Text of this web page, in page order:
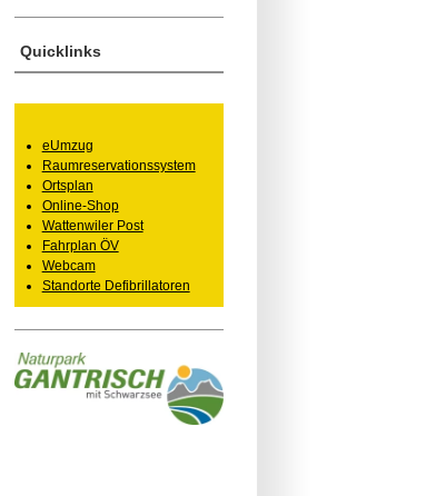
Quicklinks
eUmzug
Raumreservationssystem
Ortsplan
Online-Shop
Wattenwiler Post
Fahrplan ÖV
Webcam
Standorte Defibrillatoren